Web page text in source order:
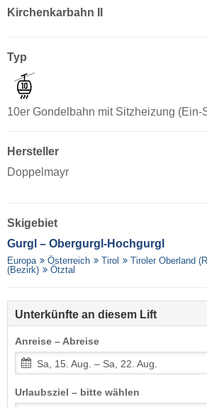
Kirchenkarbahn II
Typ
10er Gondelbahn mit Sitzheizung (Ein-
Hersteller
Doppelmayr
Skigebiet
Gurgl – Obergurgl-Hochgurgl
Europa Österreich Tirol Tiroler Oberland
(Bezirk)
Ötztal
Unterkünfte an diesem Lift
Anreise – Abreise
Sa, 15. Aug. – Sa, 22. Aug.
Urlaubsziel – bitte wählen